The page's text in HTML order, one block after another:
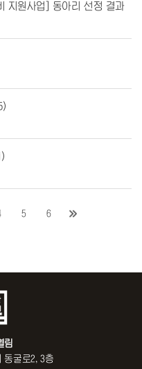
지원사업] 동아리 선정 결과
5 6
림
동굴로2, 3층